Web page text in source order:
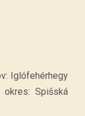
Iglófehérhegy
Spišská